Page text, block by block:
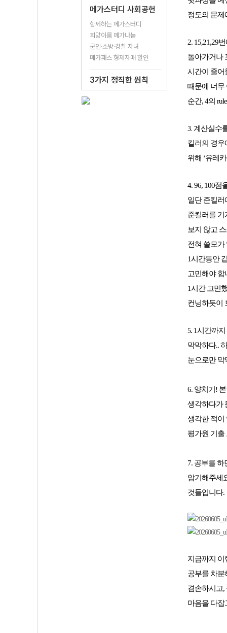
메가스터디 사회공헌
함께하는 메가스터디
희망이룸 메가나눔
군인·소방·경찰 자녀
메가패스 형제자매 할인
3가지 정직한 원칙
정도의 문제
2. 15,21,29
돌아가거나
시간이 줄어
때문에 너무
순간, 4의
3. 계산실수
킬러의 경우
위해 ‘유레
4. 96, 100
일단 준킬러
준킬러를 기
보지 않고
전혀 쓸모가
1시간동안
고민해야
1시간 고민
컨닝하듯이
5. 1시간까
막막하다..
눈으로만 막
6. 양치기!
생각하다가
생각한 적이
평가원 기출
7. 공부를 하
암기해주세
것들입니다.
지금까지 이
공부를 차분
겸손하시고,
마음을 다잡